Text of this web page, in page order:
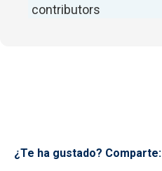
contributors
¿Te ha gustado? Comparte: